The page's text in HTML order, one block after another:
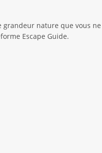
nature que vous
Escape Guide.